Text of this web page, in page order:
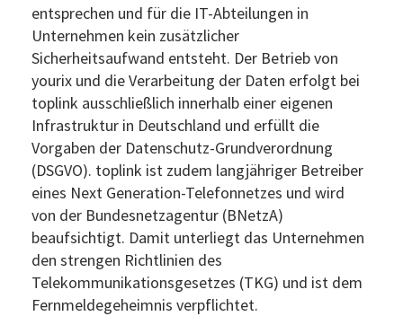
entsprechen und für die IT-Abteilungen in
Unternehmen kein zusätzlicher
Sicherheitsaufwand entsteht. Der Betrieb von
yourix und die Verarbeitung der Daten erfolgt bei
toplink ausschließlich innerhalb einer eigenen
Infrastruktur in Deutschland und erfüllt die
Vorgaben der Datenschutz-Grundverordnung
(DSGVO). toplink ist zudem langjähriger Betreiber
eines Next Generation-Telefonnetzes und wird
von der Bundesnetzagentur (BNetzA)
beaufsichtigt. Damit unterliegt das Unternehmen
den strengen Richtlinien des
Telekommunikationsgesetzes (TKG) und ist dem
Fernmeldegeheimnis verpflichtet.